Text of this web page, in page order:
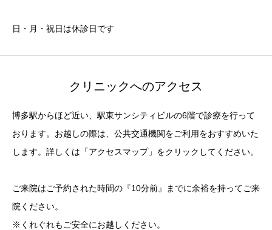
日・月・祝日は休診日です
クリニックへのアクセス
博多駅からほど近い、駅東サンシティビルの6階で診療を行って
おります。お越しの際は、公共交通機関をご利用をおすすめいた
します。詳しくは「アクセスマップ」をクリックしてください。
ご来院はご予約された時間の『10分前』までに余裕を持ってご来
院ください。
※くれぐれもご安全にお越しください。